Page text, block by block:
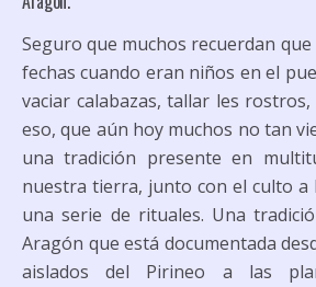
Seguro que muchos recuerdan
fechas cuando eran niños en el
vaciar calabazas, tallar les
eso, que aún hoy muchos no tan
una tradición presente en
nuestra tierra, junto con el culto a
una serie de rituales. Una
Aragón que está documentada
aislados del Pirineo a las